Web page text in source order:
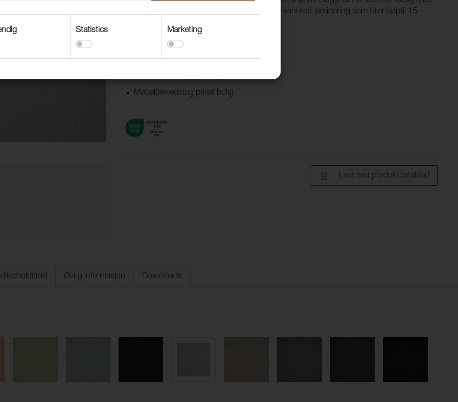
flekkavstøtende egenskaper og leveres med en vanntett laminering som tåler opptil 15
Bruksområder
Møbelbekledning båt/camping
Møbelbekledning privat bolig
Last ned produktdatablad
Øvrig informasjon Downloads
Statistics Marketing